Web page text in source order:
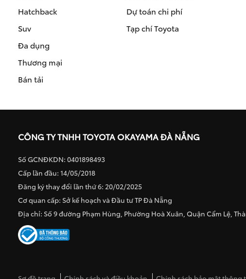
Hatchback
Suv
Đa dụng
Thương mại
Bán tải
Dự toán chi phí
Tạp chí Toyota
CÔNG TY TNHH TOYOTA OKAYAMA ĐÀ NẴNG
Số GCNĐKDN: 0401898493
Cấp lần đầu: 14/05/2018
Đăng ký thay đổi lần thứ 6: 20/02/2025
Cơ quan cấp: Sở kế hoạch và Đầu tư TP Đà Nẵng
Địa chỉ: Số 9 đường Phạm Hùng, Phường Hoà Xuân, Quận Cẩm Lệ,